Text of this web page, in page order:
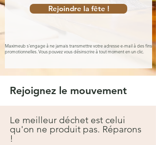
Rejoindre la fête !
Maximeub s'engage à ne jamais transmettre votre adresse e-mail à des fins
promotionnelles. Vous pouvez vous désinscrire à tout moment en un clic.
Rejoignez le mouvement
Le meilleur déchet est celui
qu'on ne produit pas. Réparons
!